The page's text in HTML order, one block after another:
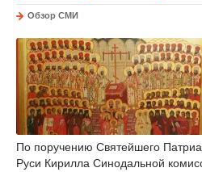
Обзор СМИ
По поручению Святейшего
Руси Кирилла Синодальной